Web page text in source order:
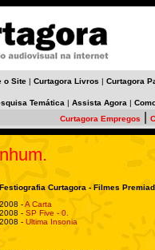
o Site | Curtagora Livros | Curtagora
Temática | Assista Agora |
Curtagora Empregos
nhum.
Festiografia Curtagora - Filmes
2008 -A Carta
2008 - SP Five - 0.
2008 - Ultima Insonia